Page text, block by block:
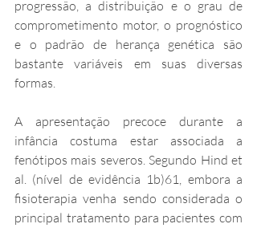
progressão, a distribuição e o grau de
comprometimento motor, o prognóstico
e o padrão de herança genética são
bastante variáveis em suas diversas
formas.
A apresentação precoce durante a
infância costuma estar associada a
fenótipos mais severos. Segundo Hind et
al. (nível de evidência 1b)61, embora a
fisioterapia venha sendo considerada o
principal tratamento para pacientes com